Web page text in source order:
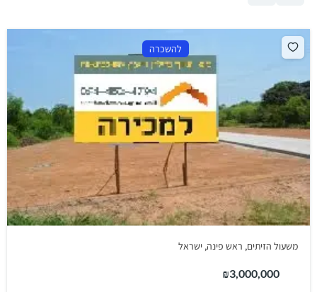
להשכרה
משעול הזיתים, ראש פינה, ישראל
₪3,000,000